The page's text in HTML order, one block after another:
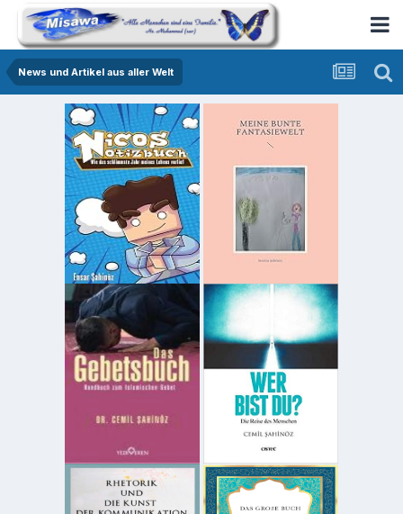
News und Artikel aus aller Welt